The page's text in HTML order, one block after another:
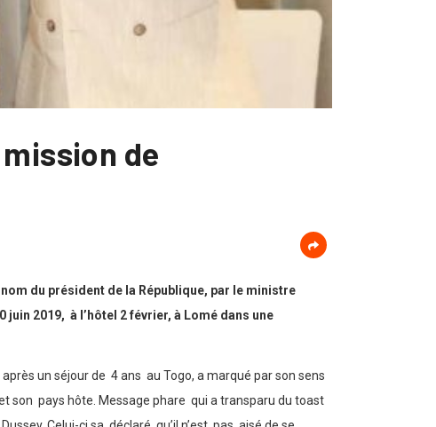
de
du président de la République, par le ministre
2019, à l’hôtel 2 février, à Lomé dans une
un séjour de 4 ans au Togo, a marqué par son sens
son pays hôte. Message phare qui a transparu du toast